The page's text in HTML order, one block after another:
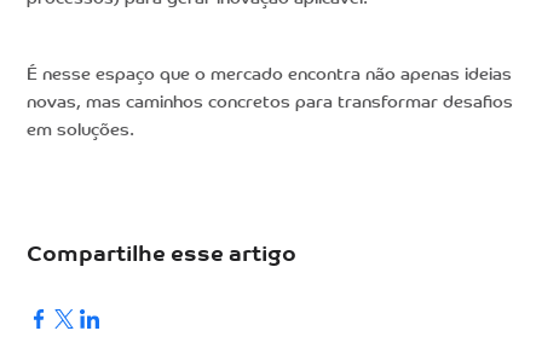
É nesse espaço que o mercado encontra não apenas ideias
novas, mas caminhos concretos para transformar desafios
em soluções.
Compartilhe esse artigo